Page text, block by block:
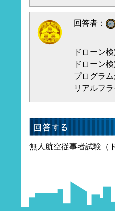
回答者：
ドローン
ドローン
プログラ
リアルフ
無人航空従事者試験（